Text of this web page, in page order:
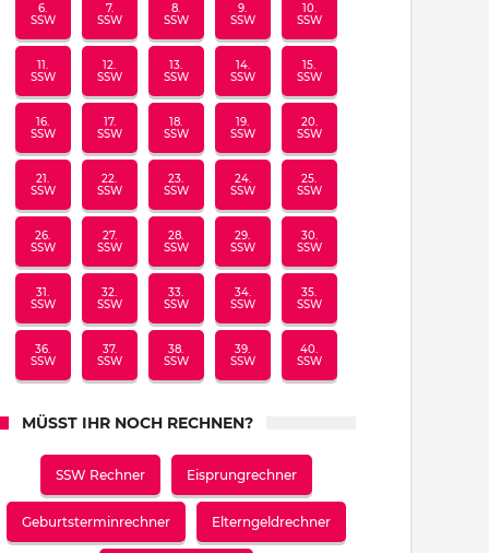
6.
SSW
7.
SSW
8.
SSW
9.
SSW
10.
SSW
11.
SSW
12.
SSW
13.
SSW
14.
SSW
15.
SSW
16.
SSW
17.
SSW
18.
SSW
19.
SSW
20.
SSW
21.
SSW
22.
SSW
23.
SSW
24.
SSW
25.
SSW
26.
SSW
27.
SSW
28.
SSW
29.
SSW
30.
SSW
31.
SSW
32.
SSW
33.
SSW
34.
SSW
35.
SSW
36.
SSW
37.
SSW
38.
SSW
39.
SSW
40.
SSW
MÜSST IHR NOCH RECHNEN?
SSW Rechner Eisprungrechner
Geburtsterminrechner Elterngeldrechner